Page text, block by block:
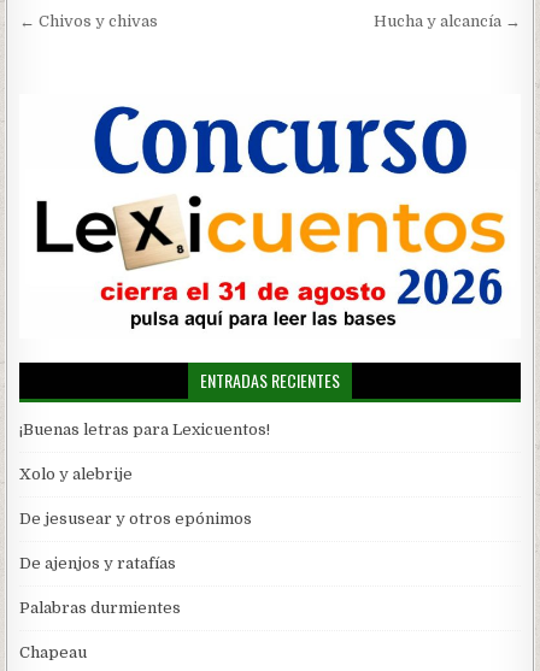
Navegación
← Chivos y chivas Hucha y alcancía →
ENTRADAS RECIENTES
¡Buenas letras para Lexicuentos!
Xolo y alebrije
De jesusear y otros epónimos
De ajenjos y ratafías
Palabras durmientes
Chapeau